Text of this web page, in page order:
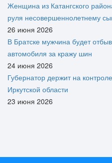
Женщина из Катангского
руля несовершеннолетнему
26 июня 2026
В Братске мужчина будет
автомобиля за кражу шин
24 июня 2026
Губернатор держит на
Иркутской области
23 июня 2026